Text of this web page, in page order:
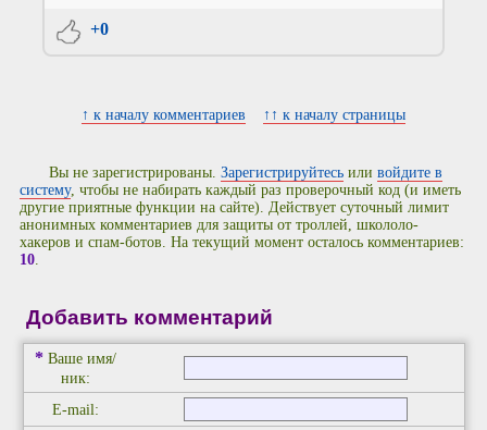
+0
↑ к началу комментариев ↑↑ к началу страницы
Вы не зарегистрированы.Зарегистрируйтесь иливойдите в
систему, чтобы не набирать каждый раз проверочный код (и иметь
другие приятные функции на сайте). Действует суточный лимит
анонимных комментариев для защиты от троллей, школоло-
хакеров и спам-ботов. На текущий момент осталось комментариев:
10
Добавить комментарий
* Ваше имя/
ник:
E-mail: